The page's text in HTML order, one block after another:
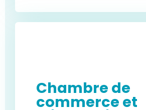
Chambre de
commerce et